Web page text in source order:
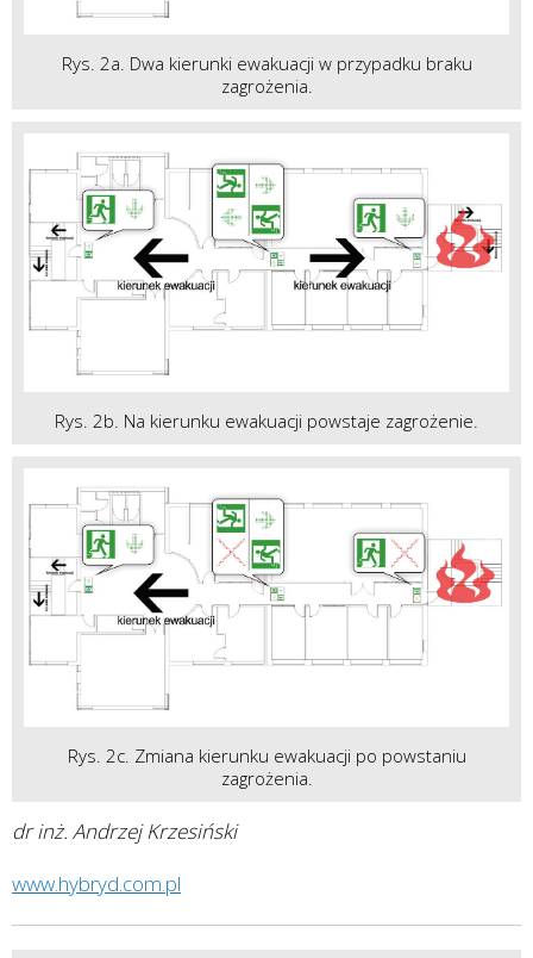
Rys. 2a. Dwa kierunki ewakuacji w przypadku braku
zagrożenia.
Rys. 2b. Na kierunku ewakuacji powstaje zagrożenie.
Rys. 2c. Zmiana kierunku ewakuacji po powstaniu
zagrożenia.
dr inż. Andrzej Krzesiński
www.hybryd.com.pl